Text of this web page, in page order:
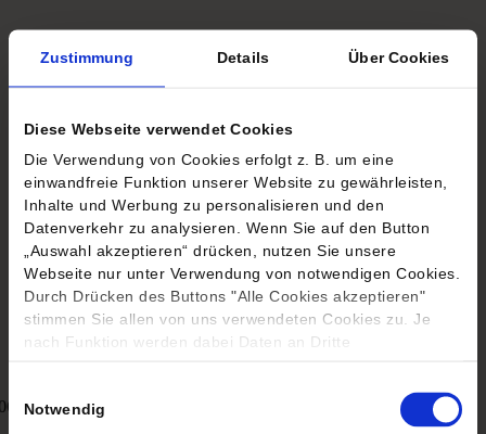
Zustimmung Details Über Cookies
Diese Webseite verwendet Cookies
Die Verwendung von Cookies erfolgt z. B. um eine
einwandfreie Funktion unserer Website zu gewährleisten,
Inhalte und Werbung zu personalisieren und den
Datenverkehr zu analysieren. Wenn Sie auf den Button
„Auswahl akzeptieren“ drücken, nutzen Sie unsere
Webseite nur unter Verwendung von notwendigen Cookies.
Durch Drücken des Buttons "Alle Cookies akzeptieren"
stimmen Sie allen von uns verwendeten Cookies zu. Je
nach Funktion werden dabei Daten an Dritte
denen kein angemessenes Datenschutzniveau vorliegt und
entsprechend verarbeitet, z.B. in den USA. Sie können Ihre
Notwendig
10,87 € 05.08.